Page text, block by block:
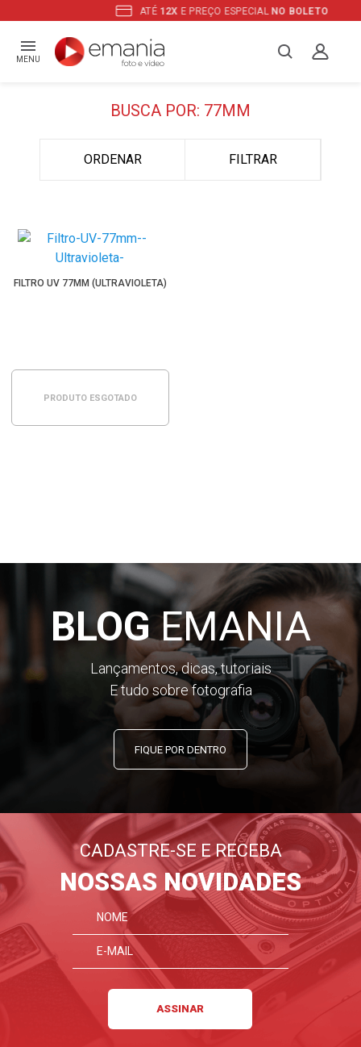
ATÉ12X E PREÇO ESPECIALNO BOLETO
MENU
BUSCA POR: 77MM
ORDENAR FILTRAR
FILTRO UV 77MM (ULTRAVIOLETA)
PRODUTO ESGOTADO
BLOGEMANIA
Lançamentos, dicas, tutoriais
E tudo sobre fotografia
FIQUE POR DENTRO
CADASTRE-SE E RECEBA
NOSSAS NOVIDADES